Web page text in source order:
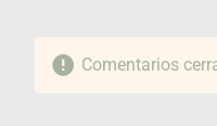
Comentarios